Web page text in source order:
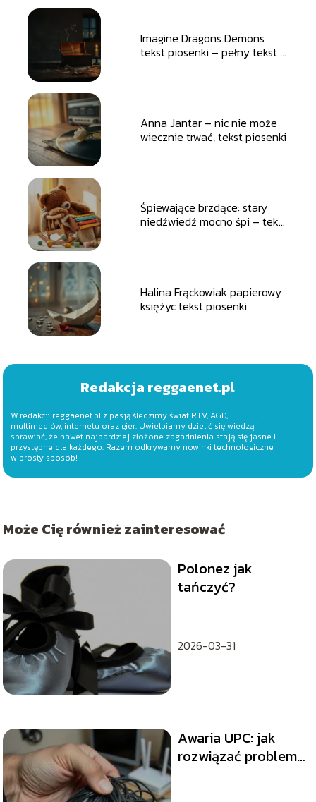
Imagine Dragons Demons
tekst piosenki – pełny tekst i
Anna Jantar – nic nie może
wiecznie trwać, tekst piosenki
Śpiewające brzdące: stary
niedźwiedź mocno śpi – tekst
Halina Frąckowiak papierowy
księżyc tekst piosenki
Redakcja reggaenet.pl
W redakcji reggaenet.pl z pasją śledzimy świat RTV, AGD,
multimediów, internetu oraz gier. Uwielbiamy dzielić się wiedzą i
sprawiać, że nawet najbardziej złożone zagadnienia stają się jasne i
przystępne dla każdego. Razem odkrywamy nowinki technologiczne
w prosty sposób!
Może Cię również zainteresować
Polonez jak
tańczyć?
2026-03-31
Awaria UPC: jak
rozwiązać problem